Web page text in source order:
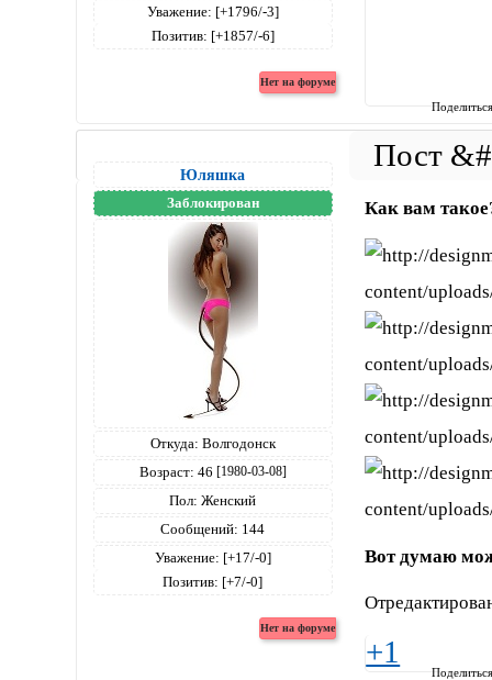
Уважение: [+1796/-3]
Позитив: [+1857/-6]
Юляшка
Заблокирован
Откуда: Волгодонск
Возраст: 46 [1980-03-08]
Пол: Женский
Сообщений: 144
Уважение: [+17/-0]
Позитив: [+7/-0]
Как вам
Вот думаю
+1